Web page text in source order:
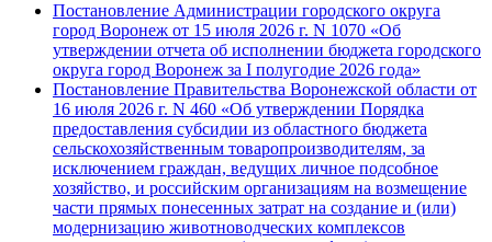
Постановление Администрации городского округа
город Воронеж от 15 июля 2026 г. N 1070 «Об
утверждении отчета об исполнении бюджета городского
округа город Воронеж за I полугодие 2026 года»
Постановление Правительства Воронежской области от
16 июля 2026 г. N 460 «Об утверждении Порядка
предоставления субсидии из областного бюджета
сельскохозяйственным товаропроизводителям, за
исключением граждан, ведущих личное подсобное
хозяйство, и российским организациям на возмещение
части прямых понесенных затрат на создание и (или)
модернизацию животноводческих комплексов